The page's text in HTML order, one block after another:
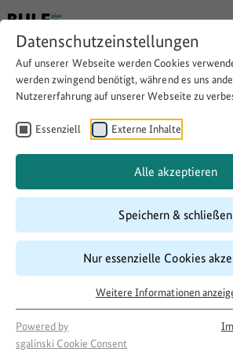
Datenschutzeinstellungen
Auf unserer Webseite werden Cookies
werden zwingend benötigt, während es uns
Nutzererfahrung auf unserer Webseite zu
Essenziell Externe Inhalte
Alle akzeptieren
Speichern & schließen
Nur essenzielle Cookies
Weitere Informationen
Powered by
sgalinski Cookie Consent
Qualifizierung
Engagierter zur
digitaler Lösungen
Website besuchen
10/2023
Förderung